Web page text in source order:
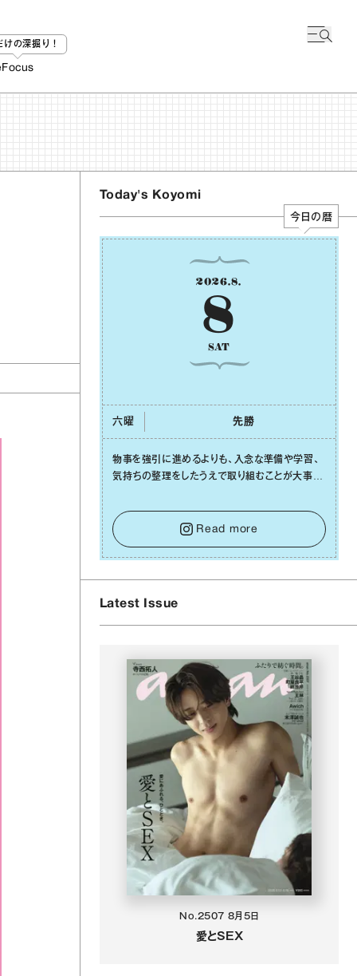
けの深掘り！
Focus
Today's Koyomi
今日の暦
2026.8.
8
SAT
六曜 先勝
物事を強引に進めるよりも、⼊念な準備や学習、
気持ちの整理をしたうえで取り組むことが⼤事な
も焦らないで。意思を伝える⼯夫をしたり、あなた
⾃⾝や疲れていそうな⼈をいたわることに時間を
使いましょう。ここでしっかりとエネルギーを蓄
え、困難を乗り越える⼒に変えましょう。
Read more
Latest Issue
No.2507 8月5日
愛とSEX